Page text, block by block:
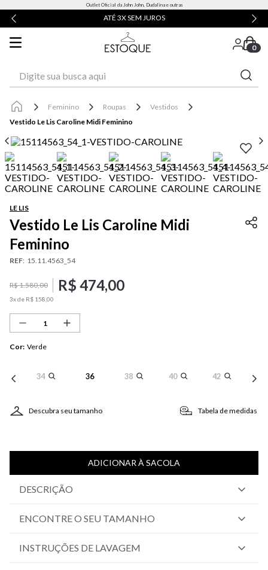
Outlet Oficial da John John, Dudalina e outras
ENTREGA EXPRESSA* | RETIRE EM LOJA
0
Feminino Roupas
Vestidos
Vestido Le Lis Caroline Midi Feminino
LE LIS
Vestido Le Lis Caroline Midi
Feminino
REF: 15.11.4563_54
R$1.580,00 R$ 474,00
3x de R$ 158 00
Cor: Verde
34 36 38 40 42
Descubra seu tamanho Tabela de medidas
ADICIONAR À SACOLA
DESCRIÇÃO
ENCONTRE O SEU TAMANHO
INSTRUÇÕES DE LAVAGEM